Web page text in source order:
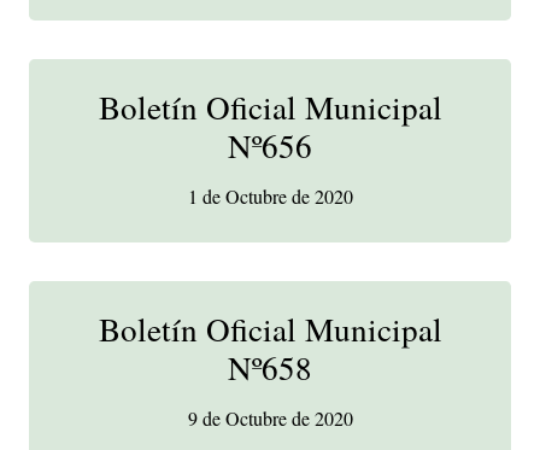
Boletín Oficial Municipal
Nº656
1 de Octubre de 2020
Boletín Oficial Municipal
Nº658
9 de Octubre de 2020